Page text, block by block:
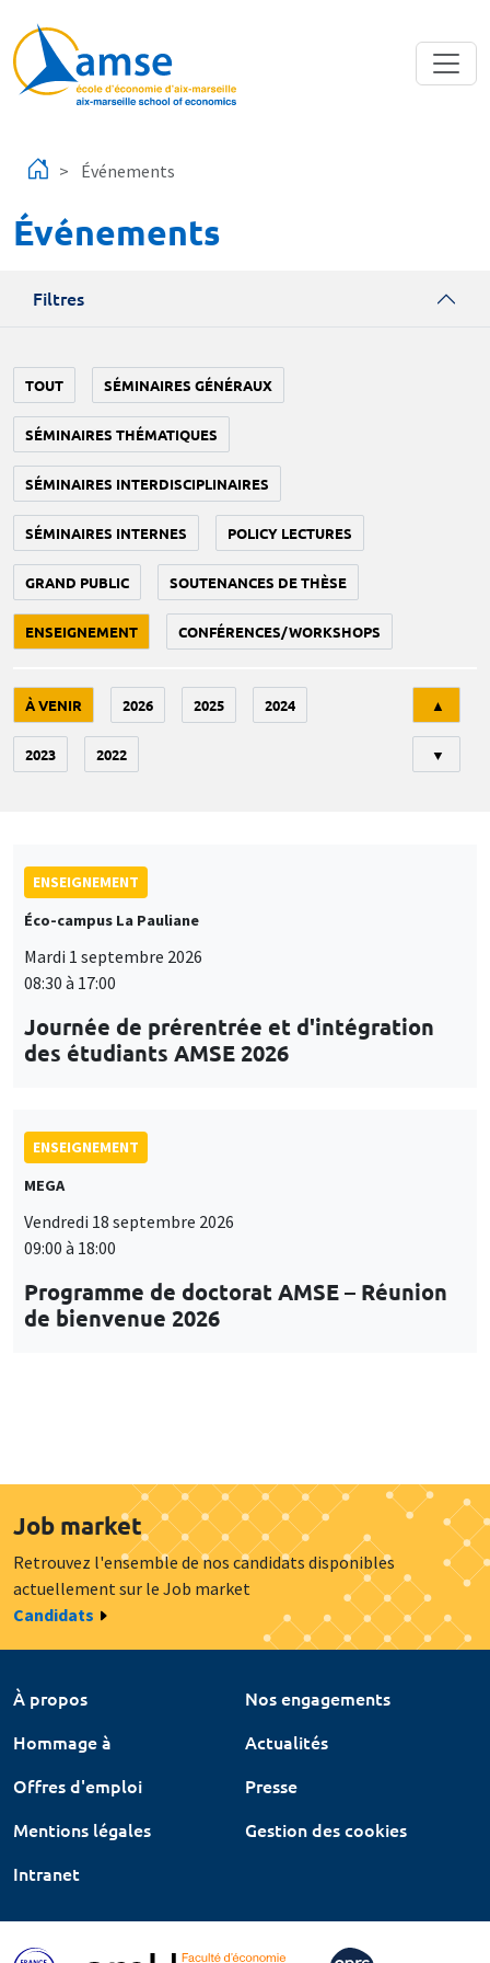
Événements
Événements
Filtres
TOUT SÉMINAIRES GÉNÉRAUX
SÉMINAIRES THÉMATIQUES
SÉMINAIRES INTERDISCIPLINAIRES
SÉMINAIRES INTERNES POLICY LECTURES
GRAND PUBLIC SOUTENANCES DE THÈSE
ENSEIGNEMENT CONFÉRENCES/WORKSHOPS
À VENIR 2026 2025 2024
2023 2022
▲
▼
ENSEIGNEMENT
Éco-campus La Pauliane
Mardi 1 septembre 2026
08:30 à 17:00
Journée de prérentrée et d'intégration
des étudiants AMSE 2026
ENSEIGNEMENT
MEGA
Vendredi 18 septembre 2026
09:00 à 18:00
Programme de doctorat AMSE – Réunion
de bienvenue 2026
Job market
Retrouvez l'ensemble de nos candidats disponibles
actuellement sur le Job market
Candidats
À propos
Nos engagements
Hommage à
Actualités
Offres d'emploi
Presse
Mentions légales
Gestion des cookies
Intranet